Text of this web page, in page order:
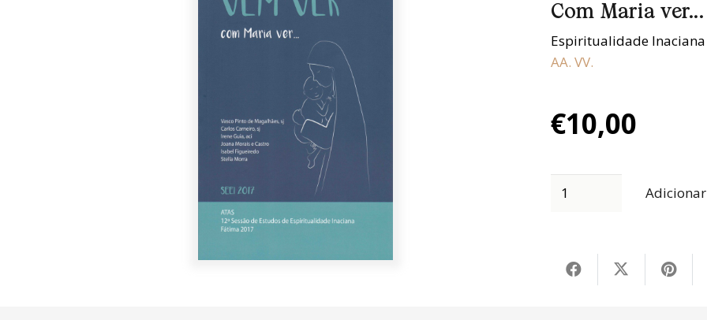
Com Maria ver...
Espiritualidade Inaciana
AA. VV.
€10,00
Adicionar